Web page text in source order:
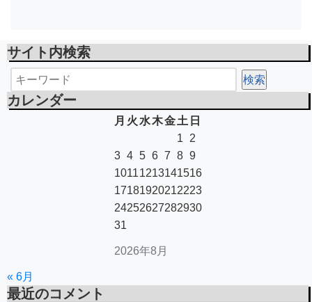
サイト内検索
カレンダー
2026年8月
月 火 水木金 土 日
1
2
3 4 5 6 7 8 9
10111213141516
17181920212223
24252627282930
31
« 6月
最近のコメント